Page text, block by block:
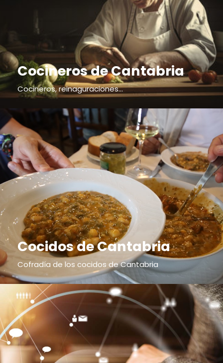
Cocineros de Cantabria
Cocineros, reinaguraciones...
Cocidos de Cantabria
Cofradía de los cocidos de Cantabria